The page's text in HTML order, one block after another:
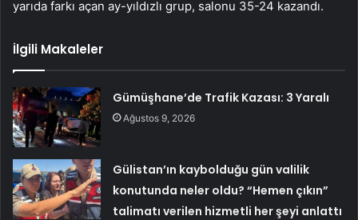
yarıda farkı açan ay-yıldızlı grup, salonu 35-24 kazandı.
İlgili Makaleler
Gümüşhane’de Trafik Kazası: 3 Yaralı
Ağustos 9, 2026
Gülistan’ın kaybolduğu gün valilik
konutunda neler oldu? “Hemen çıkın”
talimatı verilen hizmetli her şeyi anlattı